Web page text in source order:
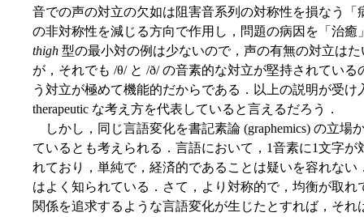
音での声の対立の欠如は阻害音系列の対称性を損なう「
の非対称性を減じる方向で作用し，問題の病因を「治
thigh 型の最小対の例は少ないので，声の有無の対立は
が，それでも /θ/ と /ð/ の音素的な対立が堅持されてい
う対立が極めて機能的だからである．以上の説明が受
therapeutic な考え方を代表していると言えるだろう．
しかし，同じ言語変化を書記素論 (graphemics) の立場
ているとも考えられる．言語において，1音素に1文字
れており，単純で，経済的であることは疑いを容れな
はよく知られている．さて，より対称的で，均衡が取
関係を追求するような言語変化が生じたとすれば，それ